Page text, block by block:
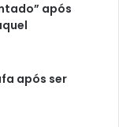
após
após ser